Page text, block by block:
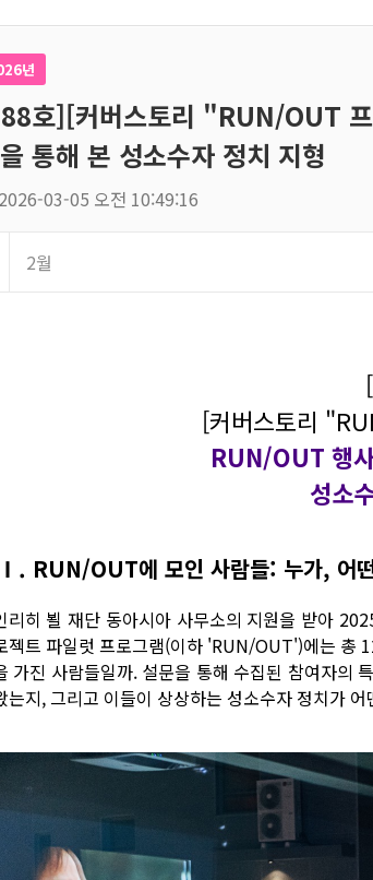
년
호][커버스토리 "RUN/OUT
통해 본 성소수자 정치 지형
03-05 오전 10:49:16
2월
[커버스토리
RUN/OUT 행
성소
RUN/OUT에 모인 사람들: 누가, 어
리히 뵐 재단 동아시아 사무소의 지원을 받아
젝트 파일럿 프로그램(이하 'RUN/OUT')에는 총
가진 사람들일까. 설문을 통해 수집된 참여자의
는지, 그리고 이들이 상상하는 성소수자 정치가